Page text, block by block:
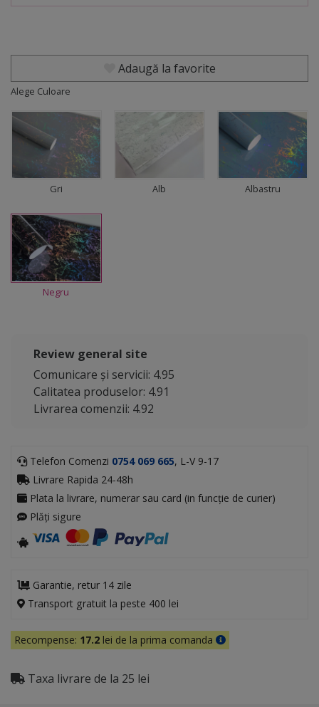
Adaugă la favorite
Alege Culoare
Gri Alb Albastru
Negru
Review general site
Comunicare și servicii: 4.95
Calitatea produselor: 4.91
Livrarea comenzii: 4.92
Telefon Comenzi 0754 069 665, L-V 9-17
Livrare Rapida 24-48h
Plata la livrare, numerar sau card (in funcție de curier)
Plăți sigure
Garantie, retur 14 zile
Transport gratuit la peste 400 lei
Recompense: 17.2 lei de la prima comanda
Taxa livrare de la 25 lei